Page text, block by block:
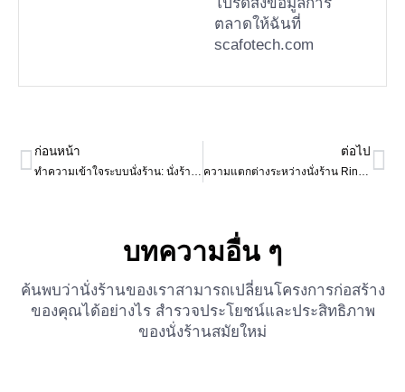
โปรดส่งข้อมูลการ
ตลาดให้ฉันที่
scafotech.com
ก่อนหน้า
ทำความเข้าใจระบบนั่งร้าน: นั่งร้านแบบ Pin Lock, นั่งร้านแบบ Ringlock, นั่งร้านแบบ Allround และนั่งร้านแบบหลายทิศทาง
ต่อไป
ความแตกต่างระหว่างนั่งร้าน Ringlock และนั่งร้าน Cuplock คืออะไร?
บทความอื่น ๆ
ค้นพบว่านั่งร้านของเราสามารถเปลี่ยนโครงการก่อสร้าง
ของคุณได้อย่างไร สำรวจประโยชน์และประสิทธิภาพ
ของนั่งร้านสมัยใหม่